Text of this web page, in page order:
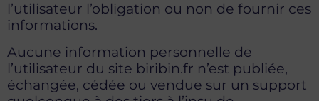
l’utilisateur l’obligation ou non de fournir ces
informations.
Aucune information personnelle de
l’utilisateur du site biribin.fr n’est publiée,
échangée, cédée ou vendue sur un support